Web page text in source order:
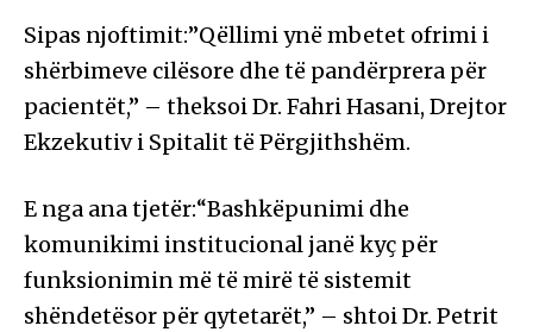
Sipas njoftimit:”Qëllimi ynë mbetet ofrimi i
shërbimeve cilësore dhe të pandërprera për
pacientët,” – theksoi Dr. Fahri Hasani, Drejtor
Ekzekutiv i Spitalit të Përgjithshëm.
E nga ana tjetër:“Bashkëpunimi dhe
komunikimi institucional janë kyç për
funksionimin më të mirë të sistemit
shëndetësor për qytetarët,” – shtoi Dr. Petrit